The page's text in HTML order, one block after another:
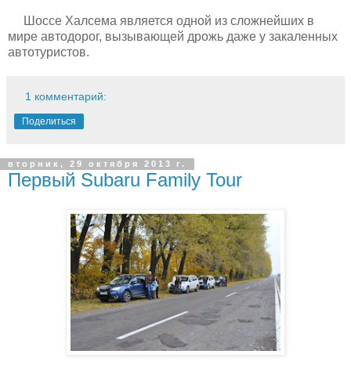
Шоссе Халсема является одной из сложнейших в
мире автодорог, вызывающей дрожь даже у закаленных
автотуристов.
1 комментарий:
Поделиться
вторник, 29 октября 2013 г.
Первый Subaru Family Tour